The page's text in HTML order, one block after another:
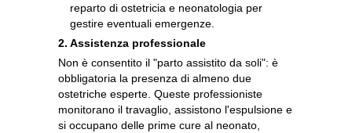
reparto di ostetricia e neonatologia per
gestire eventuali emergenze.
2. Assistenza professionale
Non è consentito il "parto assistito da soli": è
obbligatoria la presenza di almeno due
ostetriche esperte. Queste professioniste
monitorano il travaglio, assistono l'espulsione e
si occupano delle prime cure al neonato,